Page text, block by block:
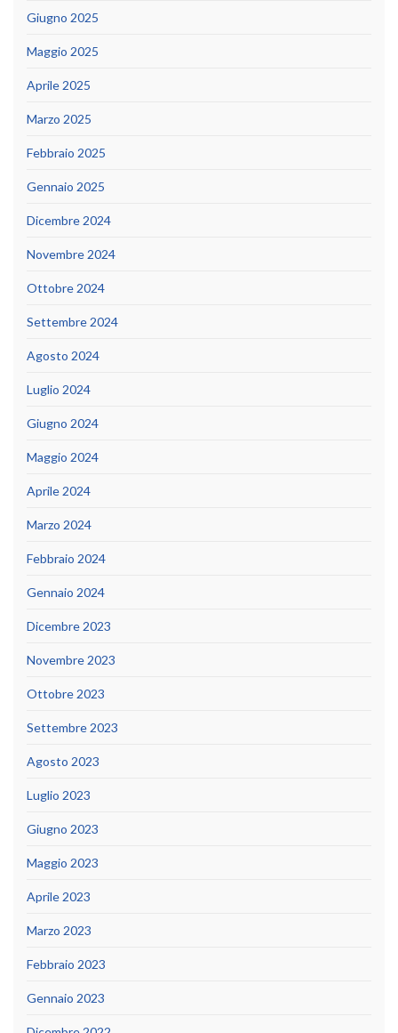
Giugno 2025
Maggio 2025
Aprile 2025
Marzo 2025
Febbraio 2025
Gennaio 2025
Dicembre 2024
Novembre 2024
Ottobre 2024
Settembre 2024
Agosto 2024
Luglio 2024
Giugno 2024
Maggio 2024
Aprile 2024
Marzo 2024
Febbraio 2024
Gennaio 2024
Dicembre 2023
Novembre 2023
Ottobre 2023
Settembre 2023
Agosto 2023
Luglio 2023
Giugno 2023
Maggio 2023
Aprile 2023
Marzo 2023
Febbraio 2023
Gennaio 2023